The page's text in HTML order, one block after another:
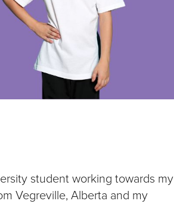
student working towards my
Vegreville, Alberta and my